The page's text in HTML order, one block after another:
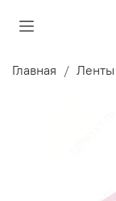
Главная Ленты